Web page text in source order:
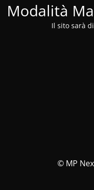
Modalità
Il sito sarà
© MP